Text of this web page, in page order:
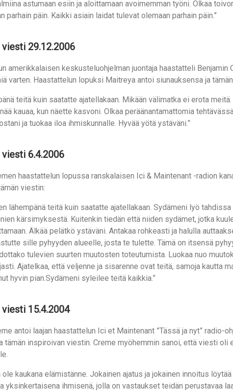
astumaan esiin ja aloittamaan avoimemman työni. Olkaa
parhain päin. Kaikki asiain laidat tulevat olemaan parhain päin.”
viesti 29.12.2006
amerikkalaisen keskusteluohjelman juontaja haastatteli
varten. Haastattelun lopuksi Maitreya antoi siunauksensa ja
teitä kuin saatatte ajatellakaan. Mikään välimatka ei erota
kauaa, kun näette kasvoni. Olkaa peräänantamattomia
ja tuokaa iloa ihmiskunnalle. Hyvää yötä ystäväni.”
viesti 6.4.2006
haastattelun lopussa ranskalaisen Ici & Maintenant -radion
viestin:
lähempänä teitä kuin saatatte ajatellakaan. Sydämeni lyö
kärsimyksestä. Kuitenkin tiedän että niiden sydämet, jotka
Älkää pelätkö ystäväni. Antakaa rohkeasti ja halulla
sille pyhyyden alueelle, josta te tulette. Tämä on itsensä
tulevien suurten muutosten toteutumista. Luokaa nuo
Ajatelkaa, että veljenne ja sisarenne ovat teitä, samoja kautta
hyvin pian.Sydämeni syleilee teitä kaikkia.”
viesti 15.4.2004
antoi laajan haastattelun Ici et Maintenant ”Tässä ja nyt” radio-
tämän inspiroivan viestin. Creme myöhemmin sanoi, että viesti
ole kaukana elämistänne. Jokainen ajatus ja jokainen innoitus
yksinkertaisena ihmisenä, jolla on vastaukset teidän perustavaa